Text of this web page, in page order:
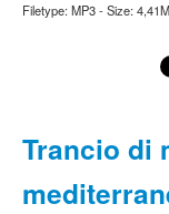
Filetype: MP3 - Size:
Trancio di